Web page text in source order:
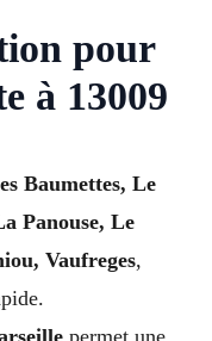
pour
à 13009
Baumettes, Le
Panouse, Le
Vaufreges,
permet une